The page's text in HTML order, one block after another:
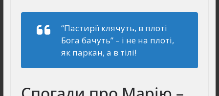
“Пастирії клячуть, в плоті
Бога бачуть”– і не на плоті,
як паркан, а в тілі!